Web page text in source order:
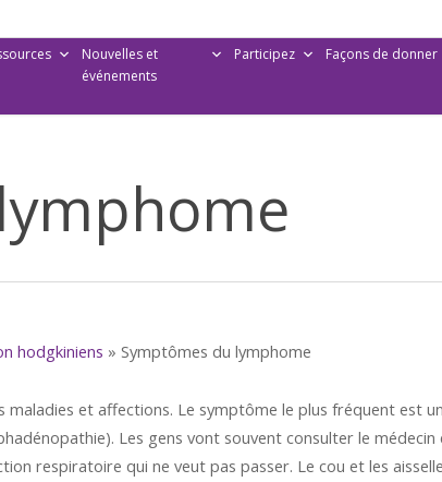
Nouvelles et
événements
Participez Façons de donner
hodgkiniens » Symptômes du lymphome
maladies et affections. Le symptôme le plus fréquent est un
Les gens vont souvent consulter le médecin
respiratoire qui ne veut pas passer. Le cou et les